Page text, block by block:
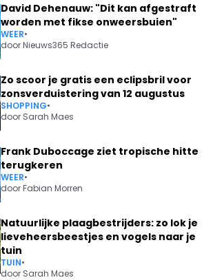
David Dehenauw: "Dit kan afgestraft
worden met fikse onweersbuien"
WEER•
doorNieuws365 Redactie
Zo scoor je gratis een eclipsbril voor
zonsverduistering van 12 augustus
SHOPPING•
door Sarah Maes
Frank Duboccage ziet tropische hitte
terugkeren
WEER•
doorFabian Morren
Natuurlijke plaagbestrijders: zo lok je
lieveheersbeestjes en vogels naar je
tuin
TUIN•
door Sarah Maes